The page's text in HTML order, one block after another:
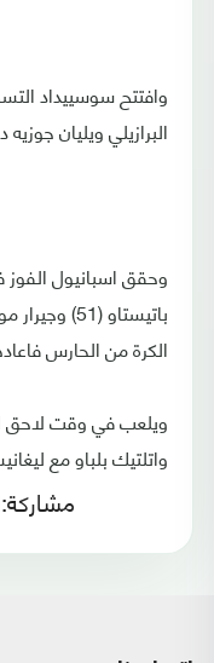
وافتتح سوسييداد
البرازيلي ويليان جوزيه
وحقق اسبانيول الفوز
باتيستاو
الكرة من الحارس
ويلعب في وقت لاحق
واتلتيك بلباو مع
مشاركة: